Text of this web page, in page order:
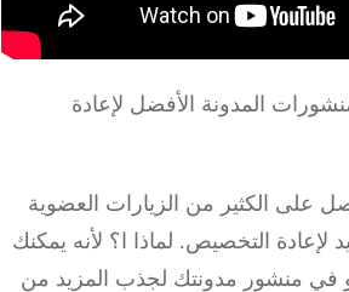
المدونة الأفضل لإعادة
على الكثير من الزيارات العضوية
لإعادة التخصيص. لماذا ا؟ لأنه يمكنك
في منشور مدونتك لجذب المزيد من